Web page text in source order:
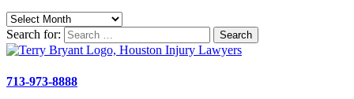
Search for:
713-973-8888